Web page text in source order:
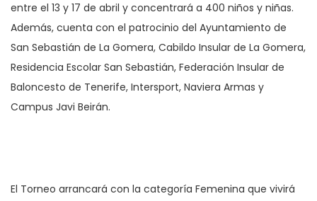
entre el 13 y 17 de abril y concentrará a 400 niños y niñas.
Además, cuenta con el patrocinio del Ayuntamiento de
San Sebastián de La Gomera, Cabildo Insular de La Gomera,
Residencia Escolar San Sebastián, Federación Insular de
Baloncesto de Tenerife, Intersport, Naviera Armas y
Campus Javi Beirán.
El Torneo arrancará con la categoría Femenina que vivirá